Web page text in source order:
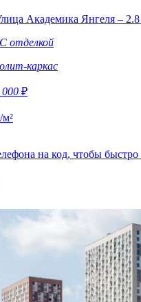
Академика Янгеля –
С отделкой
каркас
000 ₽
м²
на код, чтобы быстро